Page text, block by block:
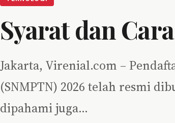
Syarat dan
Jakarta, Virenial.com –
(SNMPTN) 2026 telah resmi
dipahami juga…